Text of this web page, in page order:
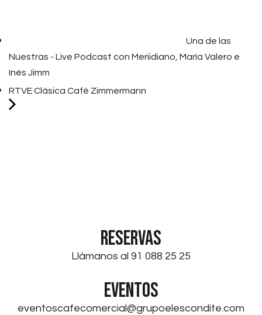
Una de las
Nuestras - Live Podcast con Meriidiano, María Valero e
Inés Jimm
RTVE Clásica Café Zimmermann
RESERVAS
Llámanos al 91 088 25 25
EVENTOS
eventoscafecomercial@grupoelescondite.com